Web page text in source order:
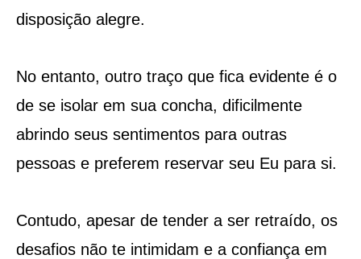
disposição alegre.
No entanto, outro traço que fica evidente é o
de se isolar em sua concha, dificilmente
abrindo seus sentimentos para outras
pessoas e preferem reservar seu Eu para si.
Contudo, apesar de tender a ser retraído, os
desafios não te intimidam e a confiança em